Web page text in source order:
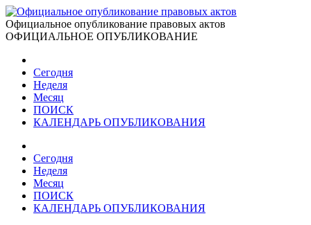
Официальное опубликование правовых актов
ОФИЦИАЛЬНОЕ ОПУБЛИКОВАНИЕ
Сегодня
Неделя
Месяц
ПОИСК
КАЛЕНДАРЬ ОПУБЛИКОВАНИЯ
Сегодня
Неделя
Месяц
ПОИСК
КАЛЕНДАРЬ ОПУБЛИКОВАНИЯ